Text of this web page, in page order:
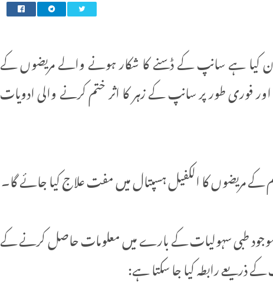
کیا ہے سانپ کے ڈسنے کا شکار ہونے والے مریضوں کے
فوری طور پر سانپ کے زہر کا اثر ختم کرنے والی ادویات
کے مریضوں کا الکفیل ہسپتال میں مفت علاج کیا جائے گا۔
موجود طبی سہولیات کے بارے میں معلومات حاصل کرنے کے
ذریعے رابطہ کیا جا سکتا ہے: